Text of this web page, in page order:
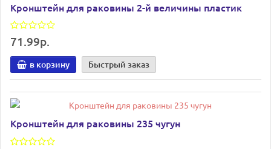
Кронштейн для раковины 2-й величины пластик
71.99р.
в корзину Быстрый заказ
Кронштейн для раковины 235 чугун